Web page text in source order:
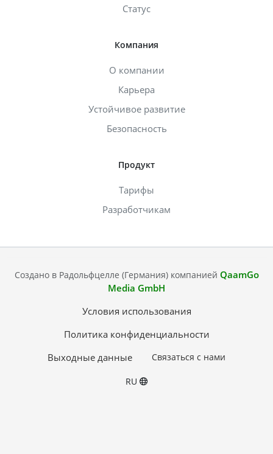
Статус
Компания
О компании
Карьера
Устойчивое развитие
Безопасность
Продукт
Тарифы
Разработчикам
Создано в Радольфцелле (Германия) компанией QaamGo
Media GmbH
Условия использования
Политика конфиденциальности
Выходные данные
Связаться с нами
RU